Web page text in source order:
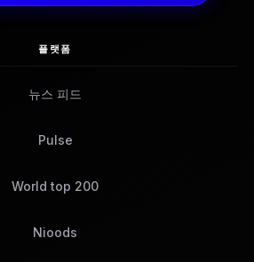
플랫폼
뉴스 피드
Pulse
World top 200
Nioods